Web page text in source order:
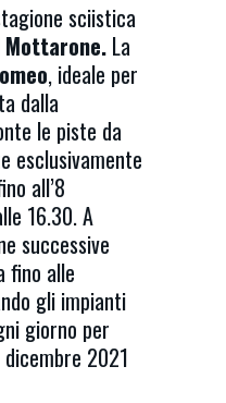
sciistica
Mottarone. La
, ideale per
dalla
le piste da
esclusivamente
all’8
16.30. A
successive
fino alle
gli impianti
giorno per
2021